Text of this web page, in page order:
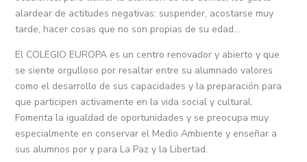
alardear de actitudes negativas: suspender, acostarse muy
tarde, hacer cosas que no son propias de su edad…
El COLEGIO EUROPA es un centro renovador y abierto y que
se siente orgulloso por resaltar entre su alumnado valores
como el desarrollo de sus capacidades y la preparación para
que participen activamente en la vida social y cultural.
Fomenta la igualdad de oportunidades y se preocupa muy
especialmente en conservar el Medio Ambiente y enseñar a
sus alumnos por y para La Paz y la Libertad.